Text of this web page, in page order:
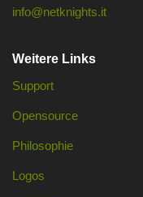
info@netknights.it
Weitere Links
Support
Opensource
Philosophie
Logos